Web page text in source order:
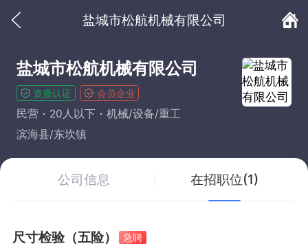
盐城市松航机械有限公司
盐城市松航机械有限公司
资质认证 会员企业
民营 20人以下
机械/设备/重工
滨海县/东坎镇
公司信息 在招职位(1)
尺寸检验（五险） 急聘